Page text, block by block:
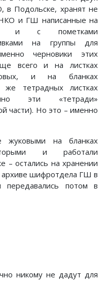
Подольске, хранят не
и ГШ написанные на
и с пометками
на группы для
черновики этих
всего и на листках
и на бланках
тетрадных листках
эти «тетради»
части). Но это – именно
жуковыми на бланках
и работали
– остались на хранении
архиве шифротдела ГШ в
потом в
никому не дадут для